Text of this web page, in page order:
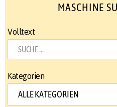
MASCHINE
Volltext
Kategorien